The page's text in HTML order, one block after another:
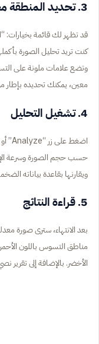
3. تحديد المنطقة محل الاهتمام
قد تظهر لك قائمة بخيارات:
كنت تريد تحليل الصورة
وتضع علامات ملونة على
معين، يمكنك تحديده بإطار
4. تشغيل التحليل
حسب حجم الصورة وسرعة
ويقارنها بقاعدة بياناته
5. قراءة النتائج
بعد الانتهاء، سترى صورة
مناطق التسوس باللون
الأخضر. بالإضافة إلى تقرير